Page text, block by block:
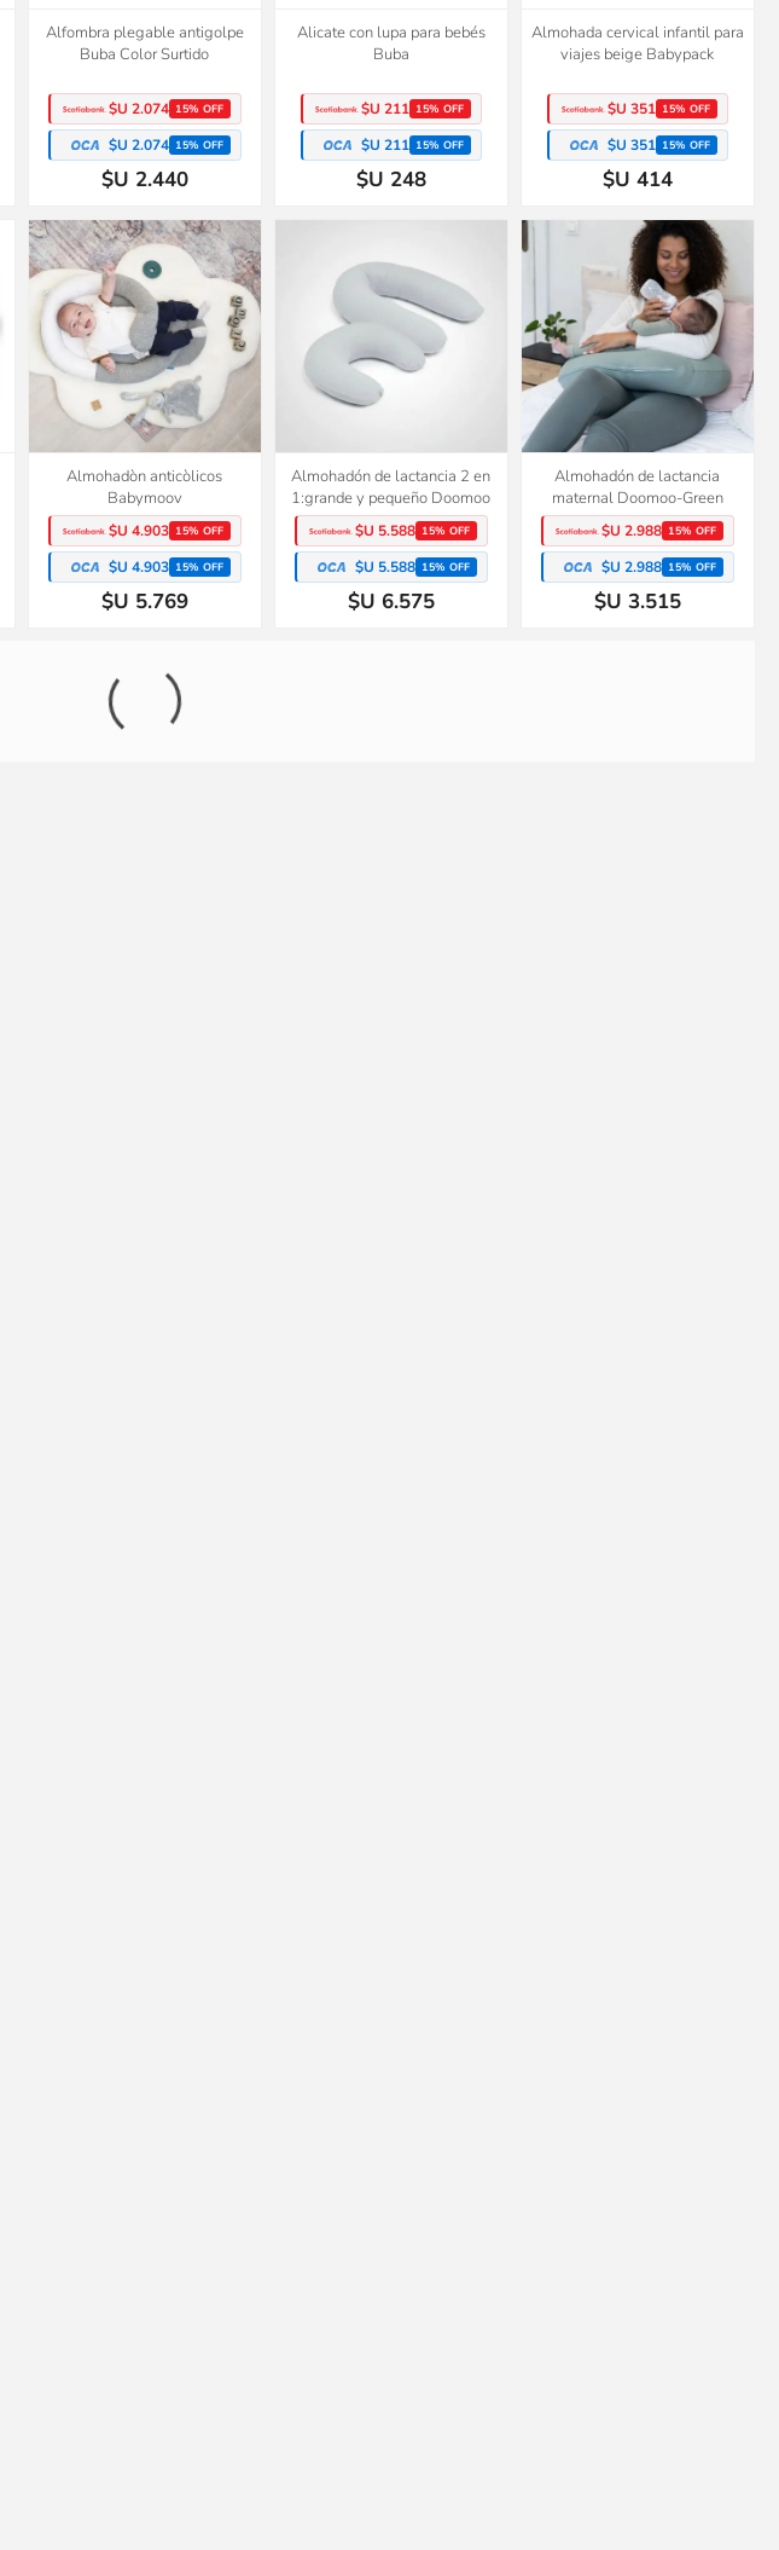
Alfombra plegable antigolpe
Buba Color Surtido
$U 2.074 15% OFF
$U 2.074 15% OFF
$U 2.440
Alicate con lupa para bebés
Buba
$U 211 15% OFF
$U 211 15% OFF
$U 248
Almohada cervical infantil para
viajes beige Babypack
$U 351 15% OFF
$U 351 15% OFF
$U 414
Almohadòn anticòlicos
Babymoov
$U 4.903 15% OFF
$U 4.903 15% OFF
$U 5.769
Almohadón de lactancia 2 en
1:grande y pequeño Doomoo
$U 5.588 15% OFF
$U 5.588 15% OFF
$U 6.575
Almohadón de lactancia
maternal Doomoo-Green
$U 2.988 15% OFF
$U 2.988 15% OFF
$U 3.515